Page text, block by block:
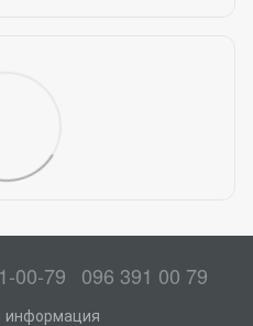
00-79 096 391 00 79
информация